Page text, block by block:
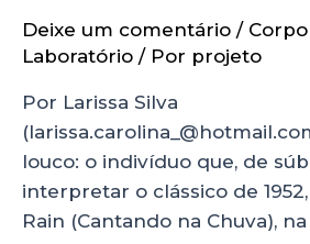
Deixe um comentário /
Laboratório / Por projeto
Por Larissa Silva
louco: o indivíduo que, de
interpretar o clássico de
Rain (Cantando na Chuva),